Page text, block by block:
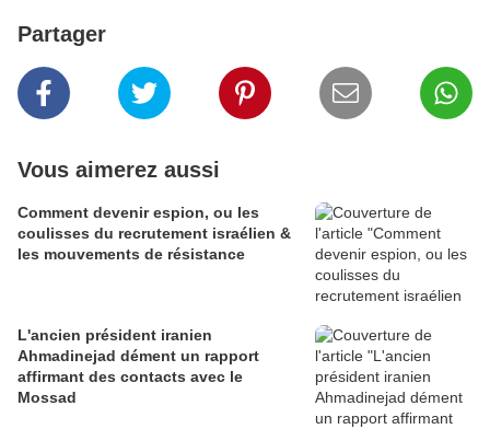
Partager
Vous aimerez aussi
Comment devenir espion, ou les
coulisses du recrutement israélien &
les mouvements de résistance
L'ancien président iranien
Ahmadinejad dément un rapport
affirmant des contacts avec le
Mossad